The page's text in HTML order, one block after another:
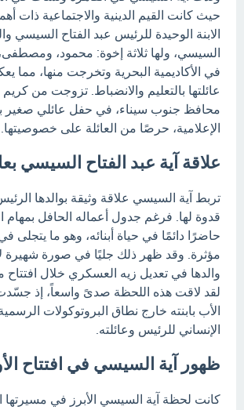
حيث كانت القيم الدينية والاجتماعية ذات
الابنة الوحيدة للرئيس عبد الفتاح السيسي
السيسي، ولها ثلاثة إخوة: محمود،
في الأكاديمية البحرية وتخرجت منها، مما
عائلتها بالتعليم والانضباط. تزوجت من
محافظ جنوب سيناء، في حفل عائلي صغير
الإعلامية، حرصًا من العائلة على خصوصيتها.
علاقة آية عبد الفتاح السيسي
تربط آية السيسي علاقة وثيقة بوالدها
قدوة لها. فرغم جدول أعماله الحافل بمهام
حاضرًا دائمًا في حياة أبنائه، وهو ما يتجلى
مؤثرة. وقد ظهر ذلك جليًا في صورة شهيرة
والدها في تعديل زيه العسكري خلال افتتاح
لقد لاقت هذه اللحظة صدىً واسعاً، إذ
الأب بابنته خارج نطاق البروتوكولات
الإنساني للرئيس وعائلته.
ظهور آية السيسي في افتتاح
كانت لحظة آية السيسي الأبرز في مسيرتها